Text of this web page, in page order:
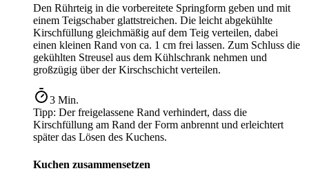
Den Rührteig in die vorbereitete Springform geben und mit
einem Teigschaber glattstreichen. Die leicht abgekühlte
Kirschfüllung gleichmäßig auf dem Teig verteilen, dabei
einen kleinen Rand von ca. 1 cm frei lassen. Zum Schluss die
gekühlten Streusel aus dem Kühlschrank nehmen und
großzügig über der Kirschschicht verteilen.
3 Min.
Tipp: Der freigelassene Rand verhindert, dass die
Kirschfüllung am Rand der Form anbrennt und erleichtert
später das Lösen des Kuchens.
Kuchen zusammensetzen